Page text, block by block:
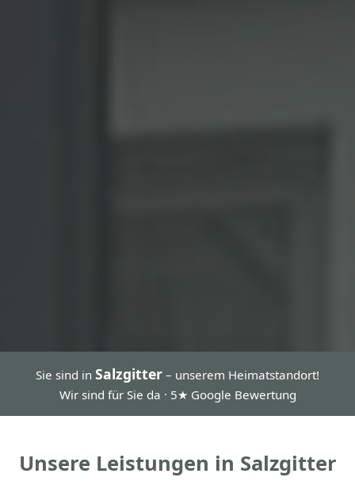
Sie sind in Salzgitter – unserem Heimatstandort!
Wir sind für Sie da · 5★ Google Bewertung
Unsere Leistungen in Salzgitter